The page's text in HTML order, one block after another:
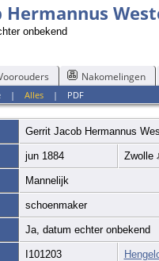
Hermannus
onbekend
Nakomelingen
|Alles | PDF
Gerrit Jacob Hermannus
jun 1884 Zwolle
Mannelijk
schoenmaker
Ja, datum echter onbekend
I101203